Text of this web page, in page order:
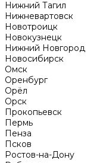
Нижний Тагил
Нижневартовск
Новотроицк
Новокузнецк
Нижний Новгород
Новосибирск
Омск
Оренбург
Орёл
Орск
Прокопьевск
Пермь
Пенза
Псков
Ростов-на-Дону